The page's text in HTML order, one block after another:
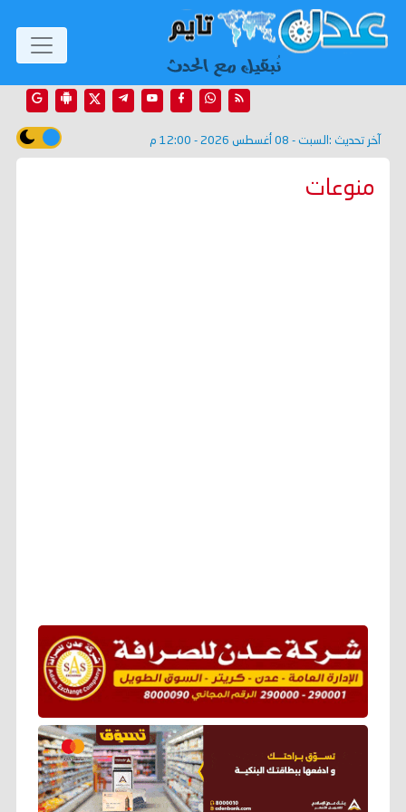
آخر تحديث : السبت - 08 أغسطس 2026 - 12:00 م
منوعات